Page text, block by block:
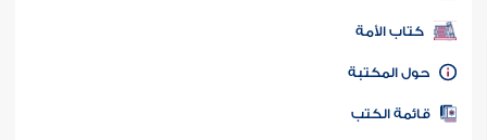
كتب PDF
كتاب الأمة
المكتبة